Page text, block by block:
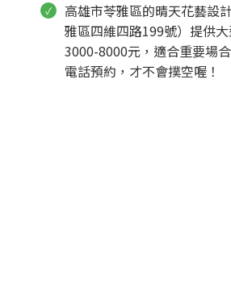
高雄市苓雅區的晴天花藝設
雅區四維四路199號）提供
3000-8000元，適合重要場
電話預約，才不會撲空喔！